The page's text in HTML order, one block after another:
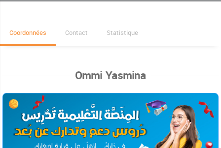
cité Ennasim Metloui
Coordonnées Contact Statistique
Ommi Yasmina